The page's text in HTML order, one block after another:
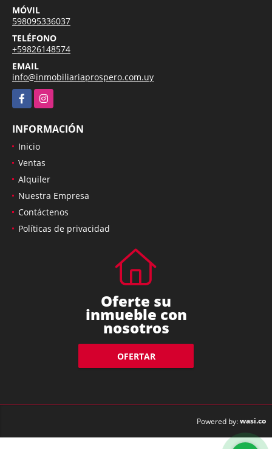
MÓVIL
598095336037
TELÉFONO
+59826148574
EMAIL
info@inmobiliariaprospero.com.uy
FacebookInstagram
INFORMACIÓN
Inicio
Ventas
Alquiler
Nuestra Empresa
Contáctenos
Políticas de privacidad
Oferte su
inmueble con
nosotros
OFERTAR
Powered by:wasi.co